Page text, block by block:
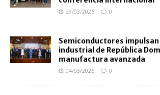
29/03/2026 0
Semiconductores
industrial de República
manufactura avanzada
04/03/2026 0